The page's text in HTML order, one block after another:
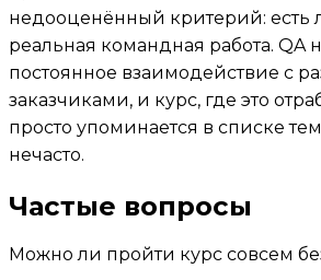
недооценённый критерий: есть
реальная командная работа. QA
постоянное взаимодействие с
заказчиками, и курс, где это
просто упоминается в списке
нечасто.
Частые вопросы
Можно ли пройти курс совсем